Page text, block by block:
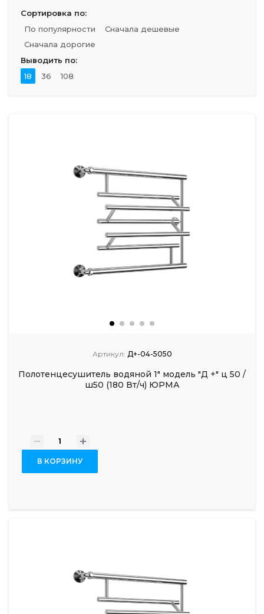
Сортировка по:
По популярности
Сначала дешевые
Сначала дорогие
Выводить по:
18
36 108
Артикул: Д+-04-5050
Полотенцесушитель водяной 1" модель "Д +" ц 50 /
ш50 (180 Вт/ч) ЮРМА
- +
В КОРЗИНУ